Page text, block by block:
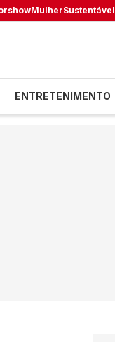
MulherSustentável
ENTRETENIMENTO